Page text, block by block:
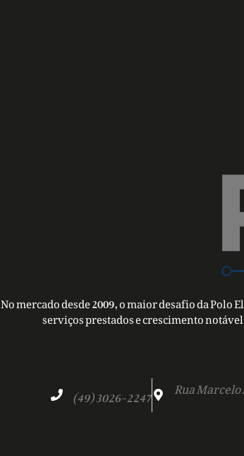
No mercado desde 2009, o maior desafio da
serviços prestados e crescimento
(49) 3026-2247 Rua